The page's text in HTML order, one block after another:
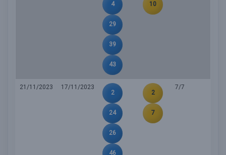
4
29
39
43
10
21/11/2023
17/11/2023
2
24
26
46
2
7
7/7